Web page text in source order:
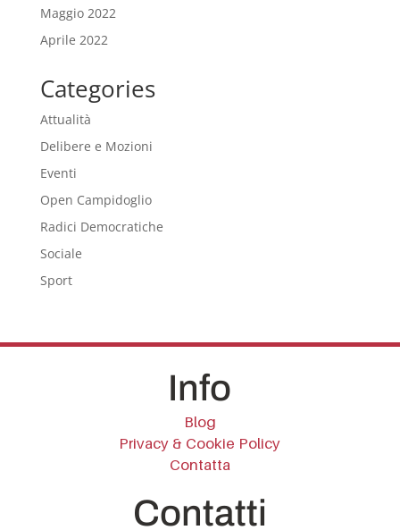
Maggio 2022
Aprile 2022
Categories
Attualità
Delibere e Mozioni
Eventi
Open Campidoglio
Radici Democratiche
Sociale
Sport
Info
Blog
Privacy & Cookie Policy
Contatta
Contatti